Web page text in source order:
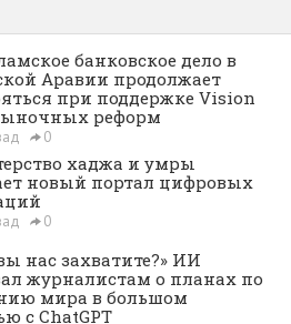
банковское дело в
Аравии продолжает
при поддержке Vision
реформ
0
хаджа и умры
новый портал цифровых
0
нас захватите?» ИИ
журналистам о планах по
мира в большом
с ChatGPT